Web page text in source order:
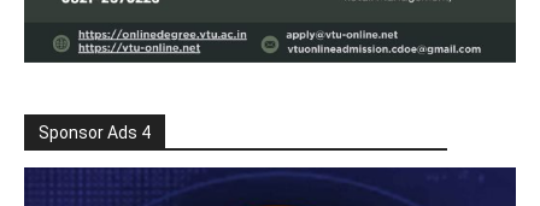
Sponsor Ads 4